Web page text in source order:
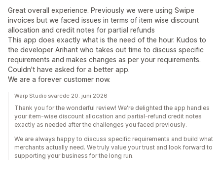
Great overall experience. Previously we were using Swipe
invoices but we faced issues in terms of item wise discount
allocation and credit notes for partial refunds
This app does exactly what is the need of the hour. Kudos to
the developer Arihant who takes out time to discuss specific
requirements and makes changes as per your requirements.
Couldn't have asked for a better app.
We are a forever customer now.
Warp Studio svarede 20. juni 2026
Thank you for the wonderful review! We're delighted the app handles
your item-wise discount allocation and partial-refund credit notes
exactly as needed after the challenges you faced previously.
We are always happy to discuss specific requirements and build what
merchants actually need. We truly value your trust and look forward to
supporting your business for the long run.